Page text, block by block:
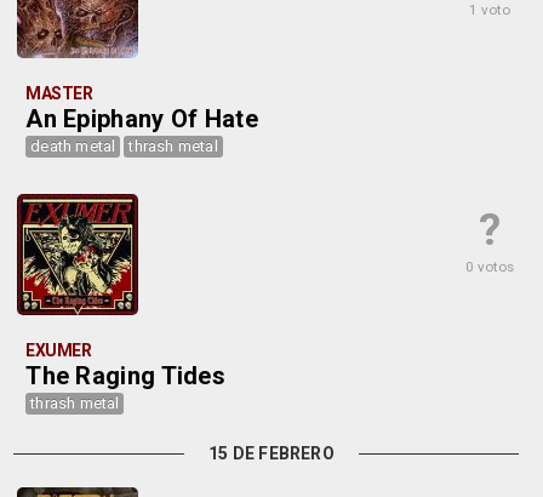
1 voto
MASTER
An Epiphany Of Hate
death metal thrash metal
?
0 votos
EXUMER
The Raging Tides
thrash metal
15 DE FEBRERO